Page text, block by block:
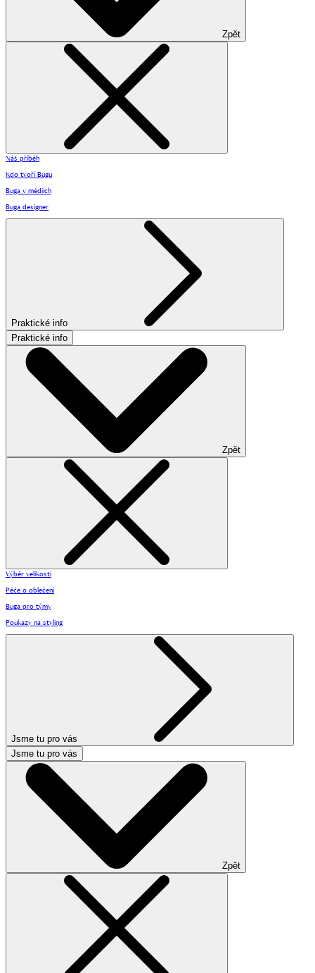
Zpět
Náš příběh
Kdo tvoří Bugu
Buga v médiích
Buga designer
Praktické info
Praktické info
Zpět
Výběr velikosti
Péče o oblečení
Buga pro týmy
Poukazy na styling
Jsme tu pro vás
Jsme tu pro vás
Zpět